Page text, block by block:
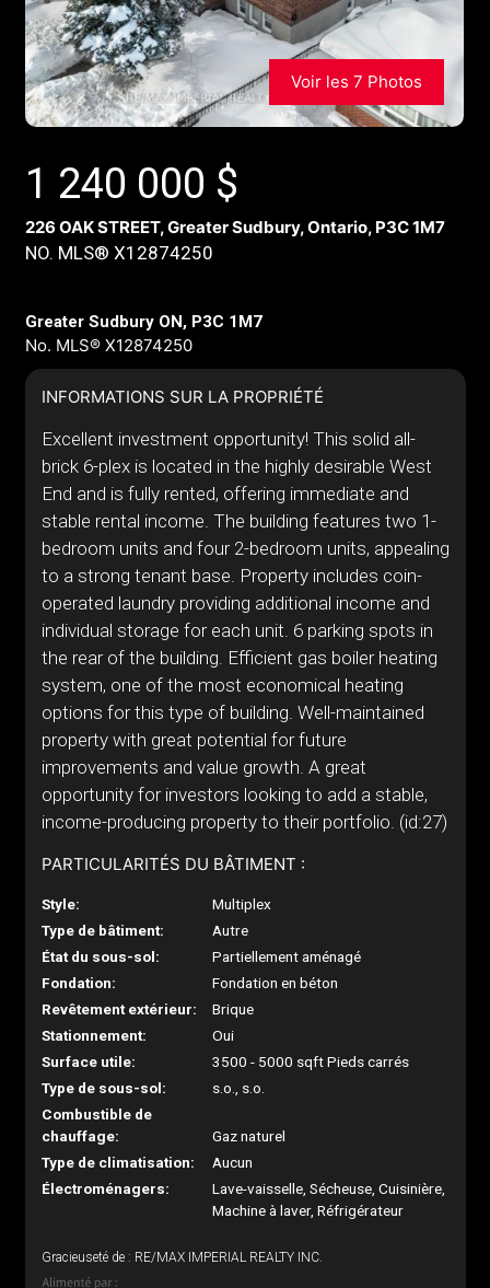
Voir les 7 Photos
1 240 000 $
226 OAK STREET, Greater Sudbury, Ontario, P3C 1M7
NO. MLS® X12874250
Greater Sudbury ON, P3C 1M7
No. MLS® X12874250
INFORMATIONS SUR LA PROPRIÉTÉ
Excellent investment opportunity! This solid all-
brick 6-plex is located in the highly desirable West
End and is fully rented, offering immediate and
stable rental income. The building features two 1-
bedroom units and four 2-bedroom units, appealing
to a strong tenant base. Property includes coin-
operated laundry providing additional income and
individual storage for each unit. 6 parking spots in
the rear of the building. Efficient gas boiler heating
system, one of the most economical heating
options for this type of building. Well-maintained
property with great potential for future
improvements and value growth. A great
opportunity for investors looking to add a stable,
income-producing property to their portfolio. (id:27)
PARTICULARITÉS DU BÂTIMENT :
Style:
Multiplex
Type de bâtiment:
Autre
État du sous-sol:
Partiellement aménagé
Fondation:
Fondation en béton
Revêtement extérieur:
Brique
Stationnement:
Oui
Surface utile:
3500 - 5000 sqft Pieds carrés
Type de sous-sol:
s.o., s.o.
Combustible de
chauffage:
Gaz naturel
Type de climatisation:
Aucun
Électroménagers:
Lave-vaisselle, Sécheuse, Cuisinière,
Machine à laver, Réfrigérateur
Gracieuseté de : RE/MAX IMPERIAL REALTY INC.